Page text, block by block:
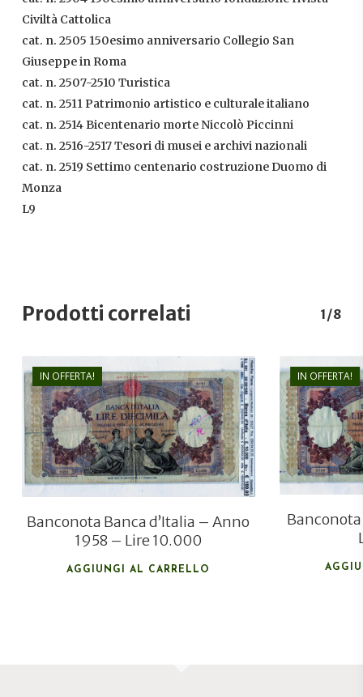
Civiltà Cattolica
cat. n. 2505 150esimo anniversario Collegio San
Giuseppe in Roma
cat. n. 2507-2510 Turistica
cat. n. 2511 Patrimonio artistico e culturale italiano
cat. n. 2514 Bicentenario morte Niccolò Piccinni
cat. n. 2516-2517 Tesori di musei e archivi nazionali
cat. n. 2519 Settimo centenario costruzione Duomo di
Monza
L9
Prodotti correlati 1/8
IN OFFERTA!
€180,00
€120,00
Banconota Banca d’Italia – Anno
1958 – Lire 10.000
AGGIUNGI AL CARRELLO
IN OFFERTA!